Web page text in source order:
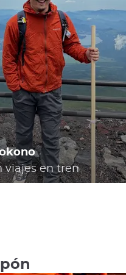
viajes en tren
o en
el tren